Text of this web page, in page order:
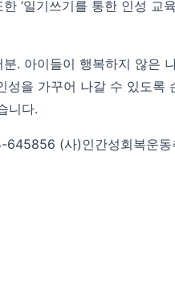
‘일기쓰기를 통한 인성
. 아이들이 행복하지 않
을 가꾸어 나갈 수 있도
니다.
(사)인간성회복운동